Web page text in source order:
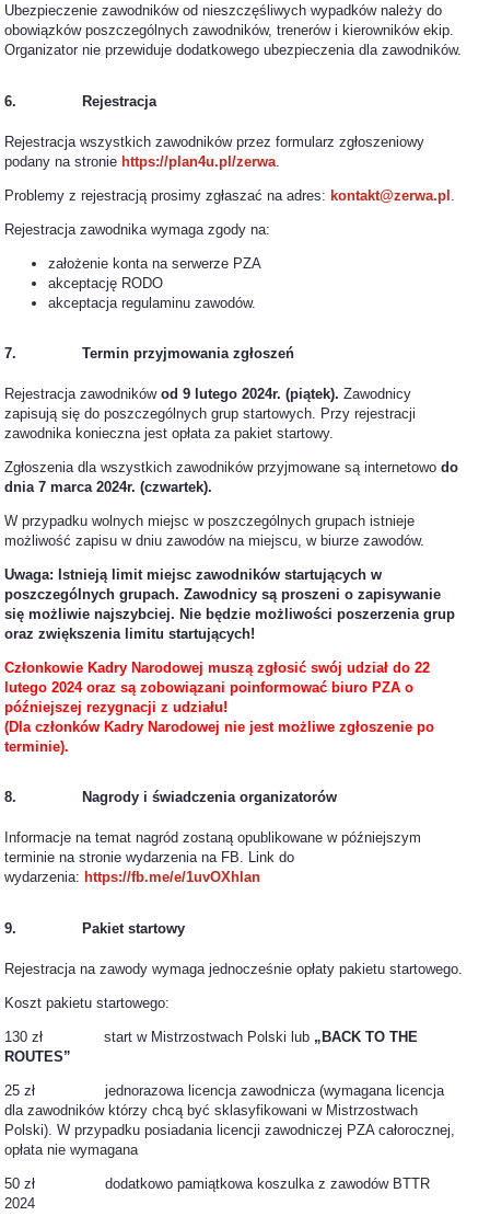
Ubezpieczenie zawodników od nieszczęśliwych wypadków należy do
obowiązków poszczególnych zawodników, trenerów i kierowników ekip.
Organizator nie przewiduje dodatkowego ubezpieczenia dla zawodników.
6. Rejestracja
Rejestracja wszystkich zawodników przez formularz zgłoszeniowy
podany na stronie https://plan4u.pl/zerwa
Problemy z rejestracją prosimy zgłaszać na adres: kontakt@zerwa.pl
Rejestracja zawodnika wymaga zgody na:
założenie konta na serwerze PZA
akceptację RODO
akceptacja regulaminu zawodów.
7. Termin przyjmowania zgłoszeń
Rejestracja zawodnikówod 9 lutego 2024r. (piątek). Zawodnicy
zapisują się do poszczególnych grup startowych. Przy rejestracji
zawodnika konieczna jest opłata za pakiet startowy.
Zgłoszenia dla wszystkich zawodników przyjmowane są internetowodo
dnia 7 marca 2024r. (czwartek).
W przypadku wolnych miejsc w poszczególnych grupach istnieje
możliwość zapisu w dniu zawodów na miejscu, w biurze zawodów.
Uwaga: Istnieją limit miejsc zawodników startujących w
poszczególnych grupach. Zawodnicy są proszeni o zapisywanie
się możliwie najszybciej. Nie będzie możliwości poszerzenia grup
oraz zwiększenia limitu startujących!
Członkowie Kadry Narodowej muszą zgłosić swój udział do 22
lutego 2024oraz są zobowiązani poinformować biuro PZA o
późniejszej rezygnacji z udziału!
(Dla członków Kadry Narodowej nie jest możliwe zgłoszenie po
terminie).
8. Nagrody i świadczenia organizatorów
Informacje na temat nagród zostaną opublikowane w późniejszym
terminie na stronie wydarzenia na FB. Link do
wydarzenia: https://fb.me/e/1uvOXhlan
9. Pakiet startowy
Rejestracja na zawody wymaga jednocześnie opłaty pakietu startowego.
Koszt pakietu startowego:
130 zł start w Mistrzostwach Polski lub „BACK TO THE
ROUTES”
25 zł jednorazowa licencja zawodnicza (wymagana licencja
dla zawodników którzy chcą być sklasyfikowani w Mistrzostwach
Polski). W przypadku posiadania licencji zawodniczej PZA całorocznej,
opłata nie wymagana
50 zł dodatkowo pamiątkowa koszulka z zawodów BTTR
2024